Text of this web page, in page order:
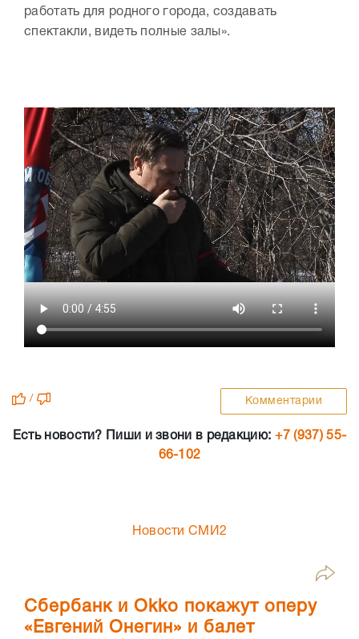
работать для родного города, создавать
спектакли, видеть полные залы».
/ Комментарии
Есть новости? Пиши и звони в редакцию: +7 (937) 55-
66-102
Новости СМИ2
Сбербанк и Okko покажут оперу
«Евгений Онегин» и балет